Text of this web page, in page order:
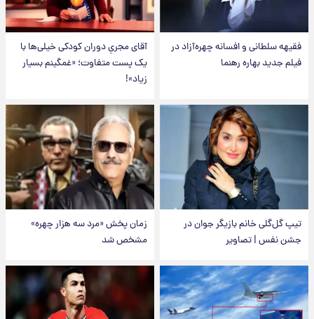
فقیهه سلطانی و افسانه چهره‌آزاد در
فیلم جدید بهاره رهنما
آقای مجریِ دوران کودکی خیلی‌ها با
یک پست متفاوت؛ «غمگینم بسیار
زیاد»!
تیپ گل‌گلی خانم بازیگر جوان در
جشن نفس | تصاویر
زمان پخش «مرد سه هزار چهره»
مشخص شد